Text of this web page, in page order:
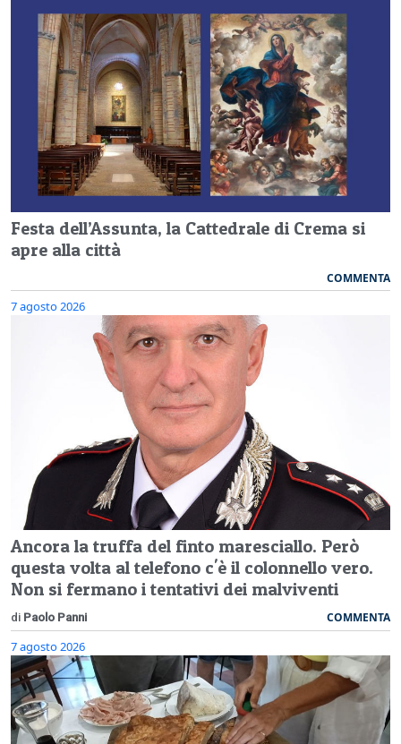
Festa dell’Assunta, la Cattedrale di Crema si
apre alla città
COMMENTA
7 agosto 2026
Ancora la truffa del finto maresciallo. Però
questa volta al telefono c'è il colonnello vero.
Non si fermano i tentativi dei malviventi
di Paolo Panni COMMENTA
7 agosto 2026